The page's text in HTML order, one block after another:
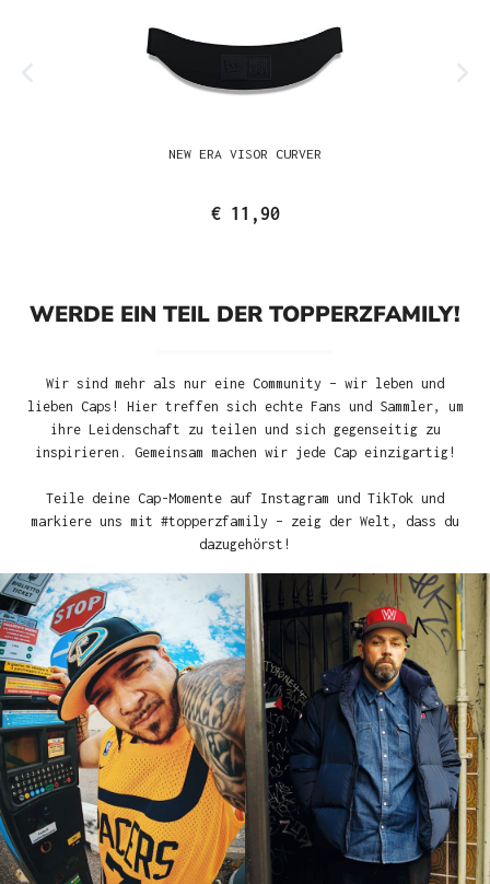
NEW ERA VISOR CURVER
€ 11,90
WERDE EIN TEIL DER TOPPERZFAMILY!
Wir sind mehr als nur eine Community – wir leben und
lieben Caps! Hier treffen sich echte Fans und Sammler, um
ihre Leidenschaft zu teilen und sich gegenseitig zu
inspirieren. Gemeinsam machen wir jede Cap einzigartig!
Teile deine Cap-Momente auf Instagram und TikTok und
markiere uns mit #topperzfamily – zeig der Welt, dass du
dazugehörst!